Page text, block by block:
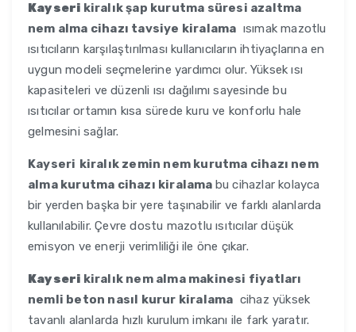
Kayseri kiralık şap kurutma süresi azaltma
nem alma cihazı tavsiye kiralama ısımak mazotlu
ısıtıcıların karşılaştırılması kullanıcıların ihtiyaçlarına en
uygun modeli seçmelerine yardımcı olur. Yüksek ısı
kapasiteleri ve düzenli ısı dağılımı sayesinde bu
ısıtıcılar ortamın kısa sürede kuru ve konforlu hale
gelmesini sağlar.
Kayseri kiralık zemin nem kurutma cihazı nem
alma kurutma cihazı kiralama bu cihazlar kolayca
bir yerden başka bir yere taşınabilir ve farklı alanlarda
kullanılabilir. Çevre dostu mazotlu ısıtıcılar düşük
emisyon ve enerji verimliliği ile öne çıkar.
Kayseri kiralık nem alma makinesi fiyatları
nemli beton nasıl kurur kiralama cihaz yüksek
tavanlı alanlarda hızlı kurulum imkanı ile fark yaratır.